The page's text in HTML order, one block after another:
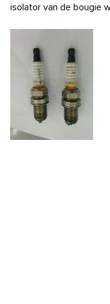
isolator van de bougie